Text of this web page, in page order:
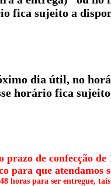
fica sujeito a
dia útil, no
horário fica
prazo de confecção de
para que atendamos
horas para ser entregue,